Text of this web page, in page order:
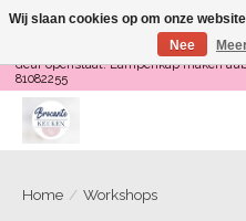
Loop binnen om Servies te Schilderen
deur openstaat! Lampenkap maken
81082255
Home / Workshops
Wij slaan cookies op om onze
Nee